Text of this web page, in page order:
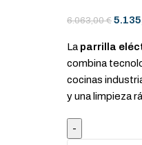
6.063,00€
La parrilla
combina
cocinas
y una limpieza